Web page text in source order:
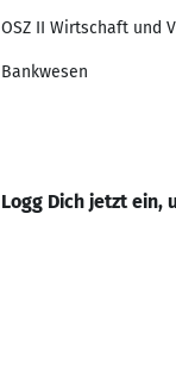
OSZ II Wirtschaft und
Bankwesen
Logg Dich jetzt ein,